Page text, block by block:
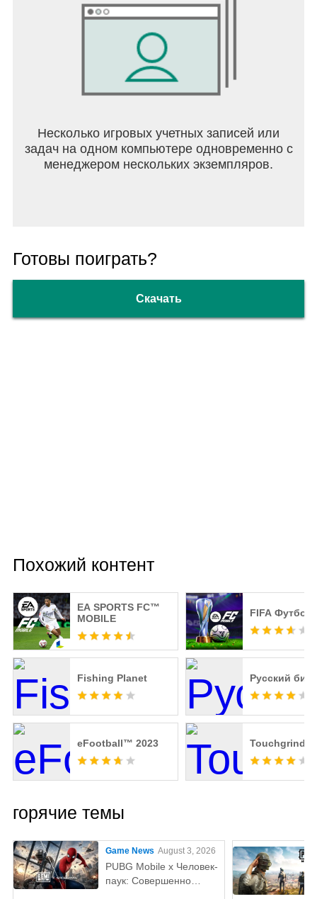
Несколько игровых учетных записей или
задач на одном компьютере одновременно с
менеджером нескольких экземпляров.
Готовы поиграть?
Скачать
Похожий контент
EA SPORTS FC™
MOBILE
FIFA Футбол
Fishing Planet Русский
eFootball™ 2023 Touchgrind
горячие темы
Game News August 3, 2026
PUBG Mobile x Человек-
паук: Совершенно